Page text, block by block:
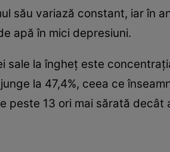
său variază constant, iar în
apă în mici depresiuni.
sale la îngheț este
la 47,4%, ceea ce
peste 13 ori mai sărată decât